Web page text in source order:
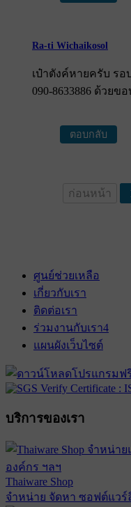
Ra-ti Wichaikosol
เป๋าตังค์หายครับ รอ
090-8633886 ด้วย
ตอบกลับ
ก่อนหน้า
ศูนย์ช่วยเหลือ
เกี่ยวกับเรา
ติดต่อเรา
ร่วมงานกับเรา4
แผนผังเว็บไซต์
บริการของเรา
Thaiware Shop
จำหน่าย จัดหา ซอฟต์แว